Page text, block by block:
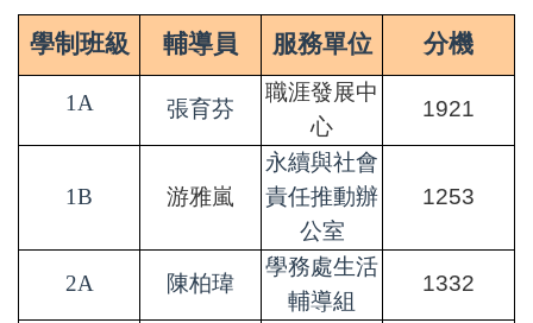
學制班級 輔導員 服務單位 分機
1A 張育芬
職涯發展中
心
1921
1B 游雅嵐
永續與社會
責任推動辦
公室
1253
2A 陳柏瑋
學務處生活
輔導組
1332